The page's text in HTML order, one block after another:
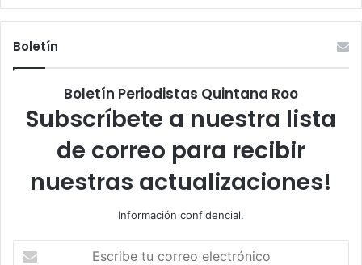
Boletín
Boletín Periodistas Quintana Roo
Subscríbete a nuestra lista
de correo para recibir
nuestras actualizaciones!
Información confidencial.